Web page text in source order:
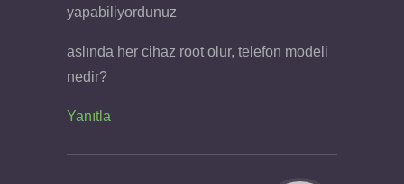
yapabiliyordunuz
aslında her cihaz root olur, telefon modeli
nedir?
Yanıtla